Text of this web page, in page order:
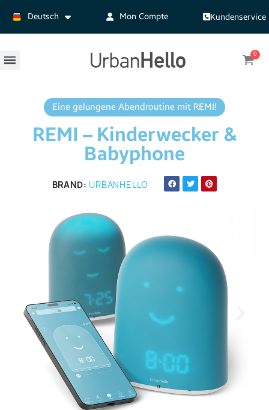
Deutsch Mon Compte Kundenservice
Eine gelungene Abendroutine mit REMI!
REMI – Kinderwecker &
Babyphone
BRAND URBANHELLO